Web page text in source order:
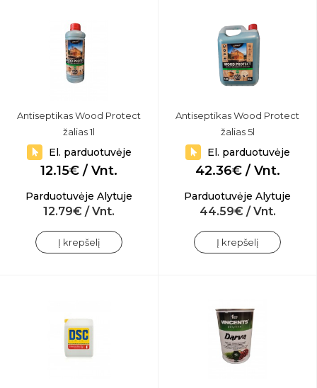
Antiseptikas Wood Protect
žalias 1l
El. parduotuvėje
12.15€ / Vnt.
Parduotuvėje Alytuje
12.79€ / Vnt.
Į krepšelį
Antiseptikas Wood Protect
žalias 5l
El. parduotuvėje
42.36€ / Vnt.
Parduotuvėje Alytuje
44.59€ / Vnt.
Į krepšelį